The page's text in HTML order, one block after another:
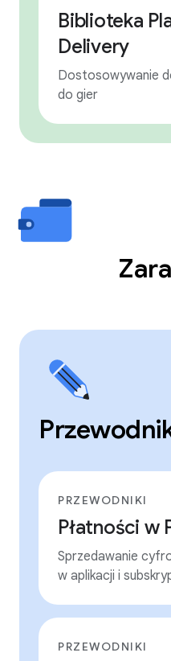
Biblioteka
Delivery
Dostosowywanie
do gier
PRZEWODNIKI
Płatności w
Sprzedawanie
w aplikacji i
PRZEWODNIKI